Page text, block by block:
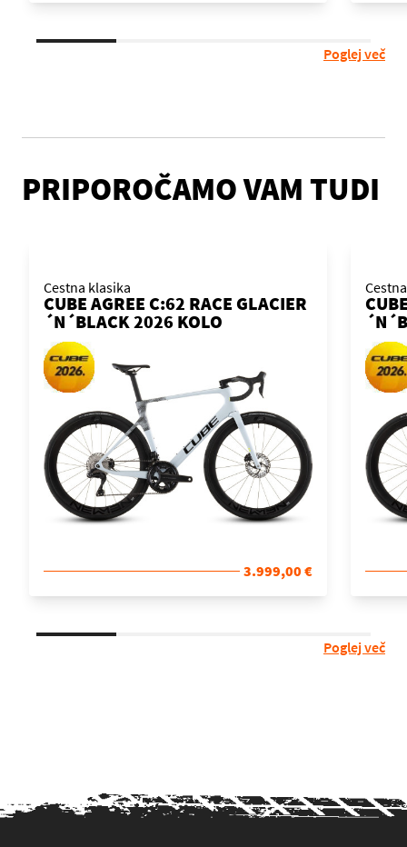
Poglej več
PRIPOROČAMO VAM TUDI
Cestna klasika
CUBE AGREE C:62 RACE GLACIER
´N´BLACK 2026 KOLO
3.999,00 €
Poglej več